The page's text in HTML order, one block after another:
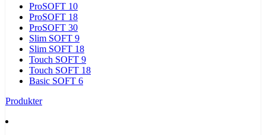
ProSOFT 10
ProSOFT 18
ProSOFT 30
Slim SOFT 9
Slim SOFT 18
Touch SOFT 9
Touch SOFT 18
Basic SOFT 6
Produkter